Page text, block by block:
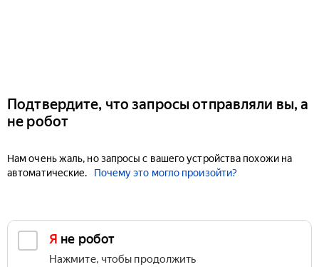
Подтвердите, что запросы отправляли вы, а
не робот
Нам очень жаль, но запросы с вашего устройства похожи на
автоматические.
Почему это могло произойти?
Я не робот
Нажмите, чтобы продолжить